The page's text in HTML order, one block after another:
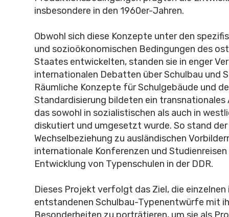
insbesondere in den 1960er-Jahren.
Obwohl sich diese Konzepte unter den
und sozioökonomischen Bedingungen des
Staates entwickelten, standen sie in enger
internationalen Debatten über Schulbau und
Räumliche Konzepte für Schulgebäude und
Standardisierung bildeten ein
das sowohl in sozialistischen als auch in
diskutiert und umgesetzt wurde. So stand der
Wechselbeziehung zu ausländischen
internationale Konferenzen und
Entwicklung von Typenschulen in der DDR.
Dieses Projekt verfolgt das Ziel, die einzelnen
entstandenen Schulbau-Typenentwürfe mit